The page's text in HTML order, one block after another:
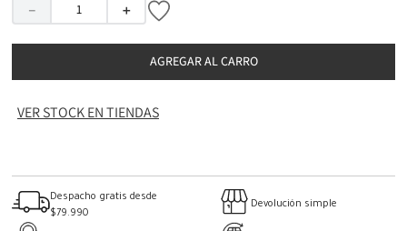
＋
－
AGREGAR AL CARRO
VER STOCK EN TIENDAS
Despacho gratis desde
$79.990
Devolución simple